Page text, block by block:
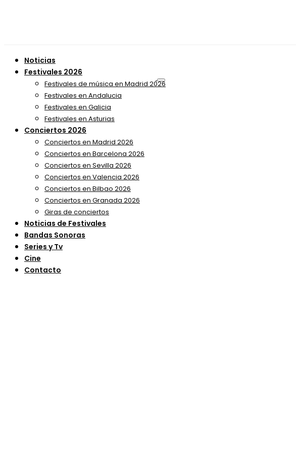
Noticias
Festivales 2026
Festivales de música en Madrid 2026
Festivales en Andalucia
Festivales en Galicia
Festivales en Asturias
Conciertos 2026
Conciertos en Madrid 2026
Conciertos en Barcelona 2026
Conciertos en Sevilla 2026
Conciertos en Valencia 2026
Conciertos en Bilbao 2026
Conciertos en Granada 2026
Giras de conciertos
Noticias de Festivales
Bandas Sonoras
Series y Tv
Cine
Contacto